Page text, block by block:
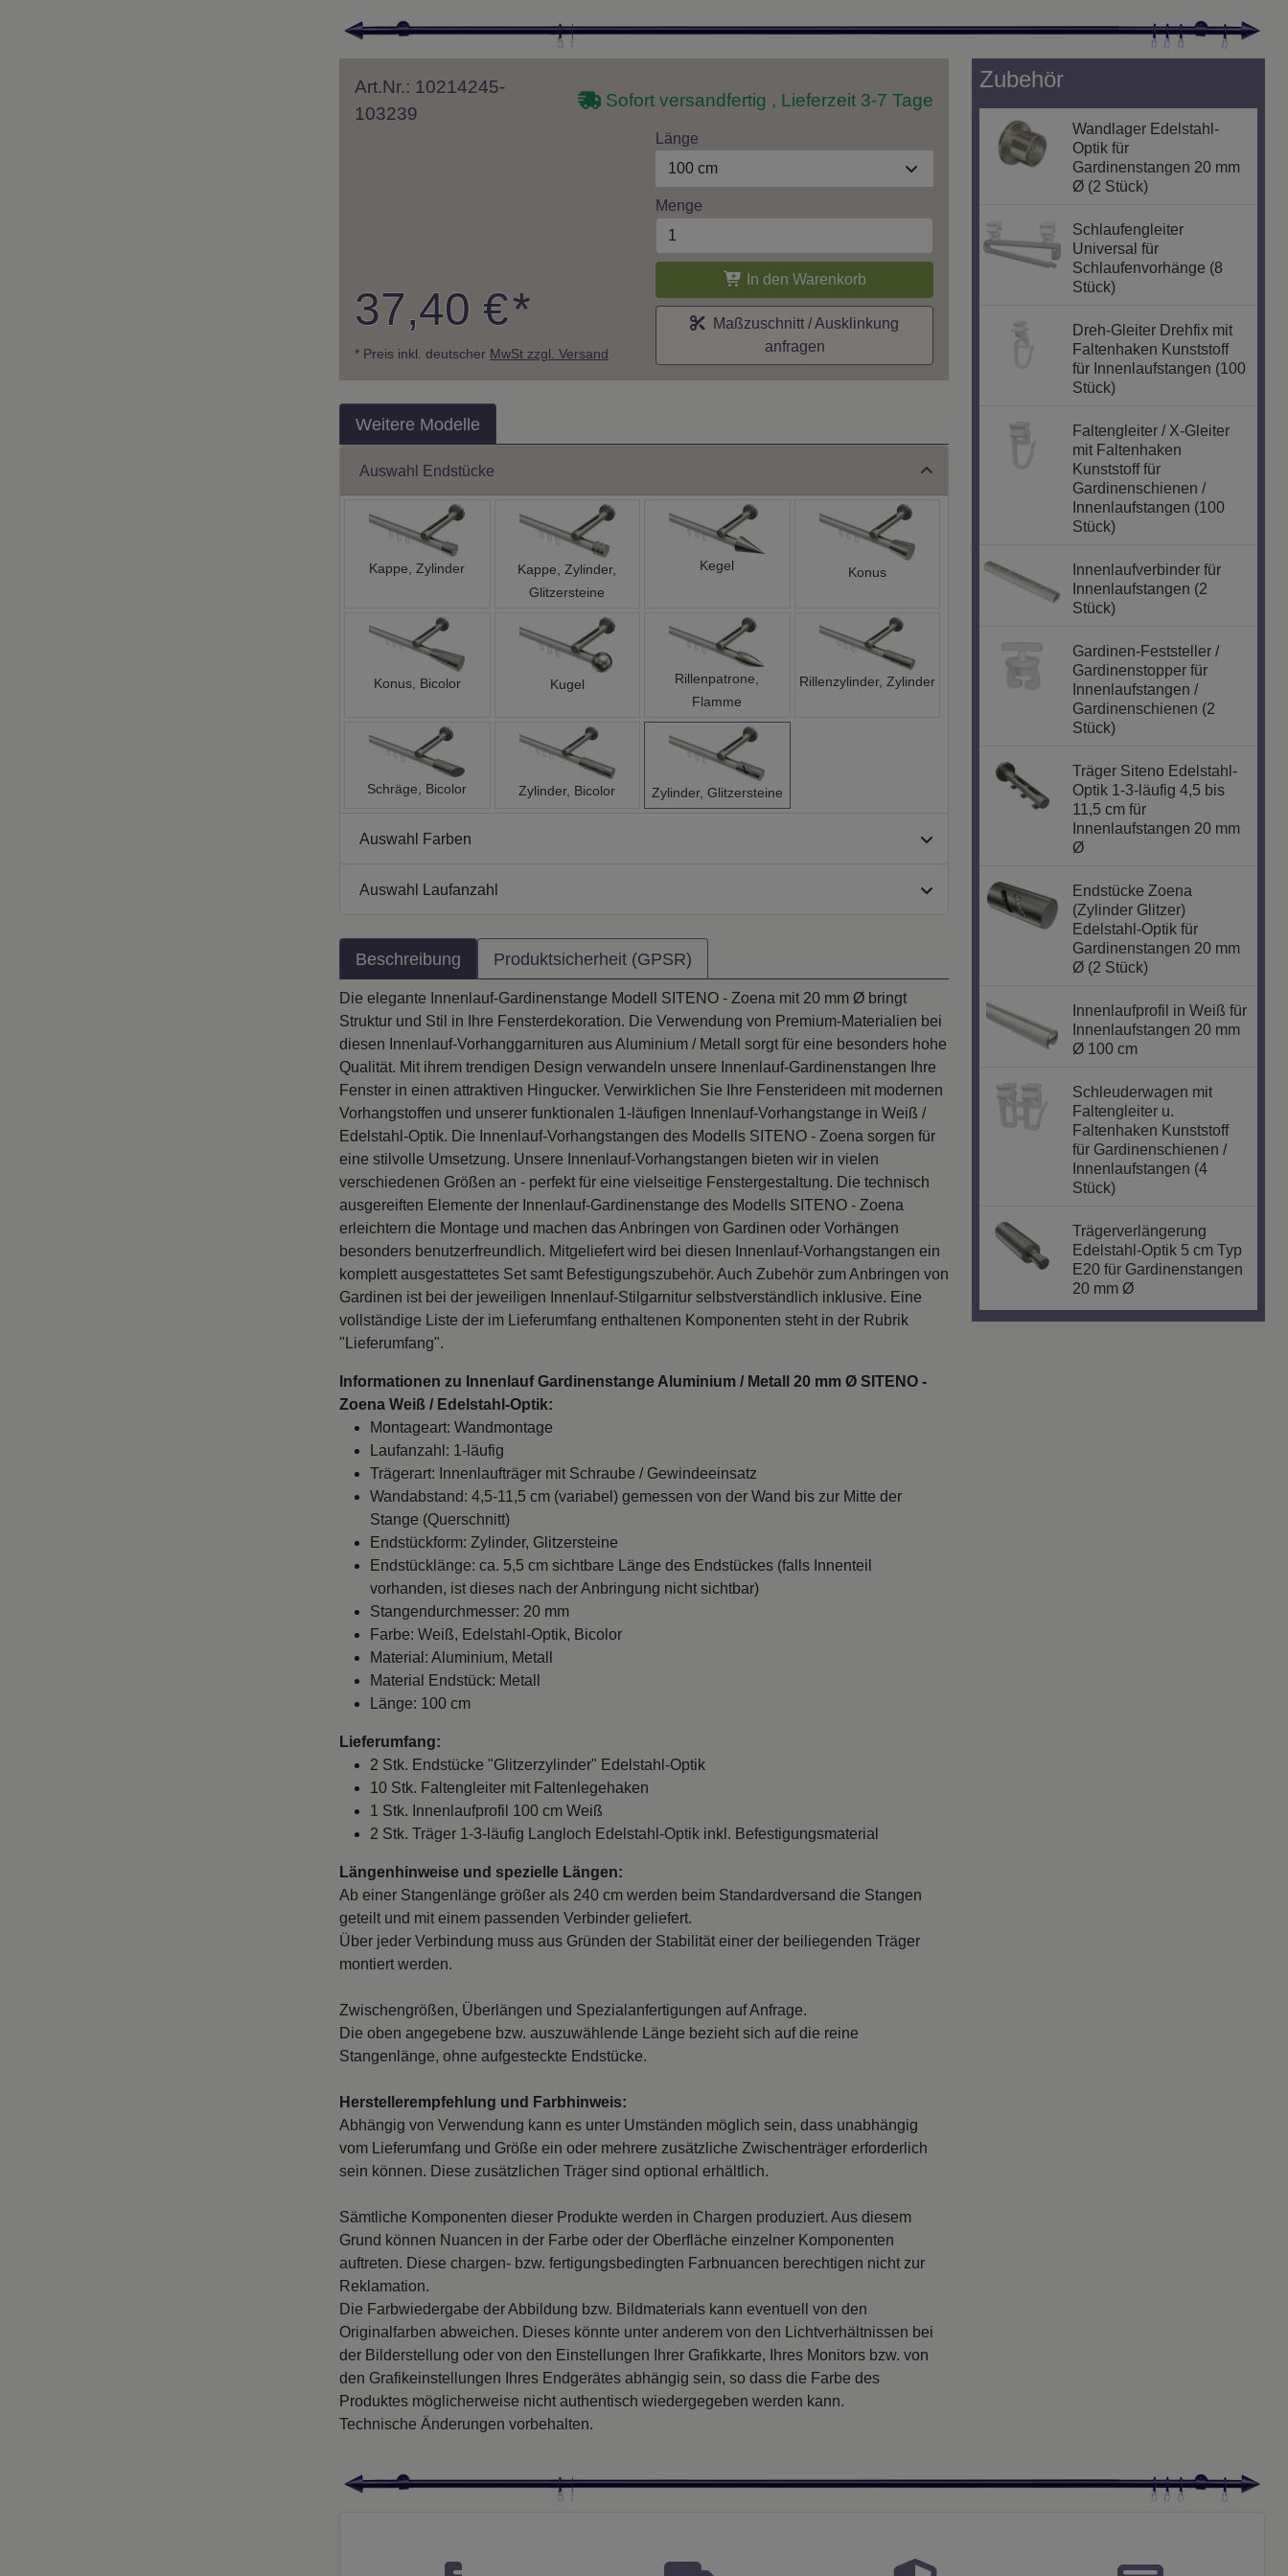
Art.Nr.: 10214245-
103239
Sofort versandfertig , Lieferzeit 3-7 Tage
37,40 €*
* Preis inkl. deutscher MwSt zzgl. Versand
Länge
100 cm
Menge
In den Warenkorb
Maßzuschnitt / Ausklinkung
anfragen
Weitere Modelle
Auswahl Endstücke
Kappe, Zylinder
Kappe, Zylinder,
Glitzersteine
Kegel Konus
Konus, Bicolor Kugel
Rillenpatrone,
Flamme
Rillenzylinder, Zylinder
Schräge, Bicolor Zylinder, Bicolor Zylinder, Glitzersteine
Auswahl Farben
Auswahl Laufanzahl
Beschreibung Produktsicherheit (GPSR)
Die elegante Innenlauf-Gardinenstange Modell SITENO - Zoena mit 20 mm Ø bringt
Struktur und Stil in Ihre Fensterdekoration. Die Verwendung von Premium-Materialien bei
diesen Innenlauf-Vorhanggarnituren aus Aluminium / Metall sorgt für eine besonders hohe
Qualität. Mit ihrem trendigen Design verwandeln unsere Innenlauf-Gardinenstangen Ihre
Fenster in einen attraktiven Hingucker. Verwirklichen Sie Ihre Fensterideen mit modernen
Vorhangstoffen und unserer funktionalen 1-läufigen Innenlauf-Vorhangstange in Weiß /
Edelstahl-Optik. Die Innenlauf-Vorhangstangen des Modells SITENO - Zoena sorgen für
eine stilvolle Umsetzung. Unsere Innenlauf-Vorhangstangen bieten wir in vielen
verschiedenen Größen an - perfekt für eine vielseitige Fenstergestaltung. Die technisch
ausgereiften Elemente der Innenlauf-Gardinenstange des Modells SITENO - Zoena
erleichtern die Montage und machen das Anbringen von Gardinen oder Vorhängen
besonders benutzerfreundlich. Mitgeliefert wird bei diesen Innenlauf-Vorhangstangen ein
komplett ausgestattetes Set samt Befestigungszubehör. Auch Zubehör zum Anbringen von
Gardinen ist bei der jeweiligen Innenlauf-Stilgarnitur selbstverständlich inklusive. Eine
vollständige Liste der im Lieferumfang enthaltenen Komponenten steht in der Rubrik
"Lieferumfang".
Informationen zu Innenlauf Gardinenstange Aluminium / Metall 20 mm Ø SITENO -
Zoena Weiß / Edelstahl-Optik:
Montageart: Wandmontage
Laufanzahl: 1-läufig
Trägerart: Innenlaufträger mit Schraube / Gewindeeinsatz
Wandabstand: 4,5-11,5 cm (variabel) gemessen von der Wand bis zur Mitte der
Stange (Querschnitt)
Endstückform: Zylinder, Glitzersteine
Endstücklänge: ca. 5,5 cm sichtbare Länge des Endstückes (falls Innenteil
vorhanden, ist dieses nach der Anbringung nicht sichtbar)
Stangendurchmesser: 20 mm
Farbe: Weiß, Edelstahl-Optik, Bicolor
Material: Aluminium, Metall
Material Endstück: Metall
Länge: 100 cm
Lieferumfang:
2 Stk. Endstücke "Glitzerzylinder" Edelstahl-Optik
10 Stk. Faltengleiter mit Faltenlegehaken
1 Stk. Innenlaufprofil 100 cm Weiß
2 Stk. Träger 1-3-läufig Langloch Edelstahl-Optik inkl. Befestigungsmaterial
Längenhinweise und spezielle Längen:
Ab einer Stangenlänge größer als 240 cm werden beim Standardversand die Stangen
geteilt und mit einem passenden Verbinder geliefert.
Über jeder Verbindung muss aus Gründen der Stabilität einer der beiliegenden Träger
montiert werden.
Zwischengrößen, Überlängen und Spezialanfertigungen auf Anfrage.
Die oben angegebene bzw. auszuwählende Länge bezieht sich auf die reine
Stangenlänge, ohne aufgesteckte Endstücke.
Herstellerempfehlung und Farbhinweis:
Abhängig von Verwendung kann es unter Umständen möglich sein, dass unabhängig
vom Lieferumfang und Größe ein oder mehrere zusätzliche Zwischenträger erforderlich
sein können. Diese zusätzlichen Träger sind optional erhältlich.
Sämtliche Komponenten dieser Produkte werden in Chargen produziert. Aus diesem
Grund können Nuancen in der Farbe oder der Oberfläche einzelner Komponenten
auftreten. Diese chargen- bzw. fertigungsbedingten Farbnuancen berechtigen nicht zur
Reklamation.
Die Farbwiedergabe der Abbildung bzw. Bildmaterials kann eventuell von den
Originalfarben abweichen. Dieses könnte unter anderem von den Lichtverhältnissen bei
der Bilderstellung oder von den Einstellungen Ihrer Grafikkarte, Ihres Monitors bzw. von
den Grafikeinstellungen Ihres Endgerätes abhängig sein, so dass die Farbe des
Produktes möglicherweise nicht authentisch wiedergegeben werden kann.
Technische Änderungen vorbehalten.
Zubehör
Wandlager Edelstahl-
Optik für
Gardinenstangen 20 mm
Ø (2 Stück)
Schlaufengleiter
Universal für
Schlaufenvorhänge (8
Stück)
Dreh-Gleiter Drehfix mit
Faltenhaken Kunststoff
für Innenlaufstangen (100
Stück)
Faltengleiter / X-Gleiter
mit Faltenhaken
Kunststoff für
Gardinenschienen /
Innenlaufstangen (100
Stück)
Innenlaufverbinder für
Innenlaufstangen (2
Stück)
Gardinen-Feststeller /
Gardinenstopper für
Innenlaufstangen /
Gardinenschienen (2
Stück)
Träger Siteno Edelstahl-
Optik 1-3-läufig 4,5 bis
11,5 cm für
Innenlaufstangen 20 mm
Ø
Endstücke Zoena
(Zylinder Glitzer)
Edelstahl-Optik für
Gardinenstangen 20 mm
Ø (2 Stück)
Innenlaufprofil in Weiß für
Innenlaufstangen 20 mm
Ø 100 cm
Schleuderwagen mit
Faltengleiter u.
Faltenhaken Kunststoff
für Gardinenschienen /
Innenlaufstangen (4
Stück)
Trägerverlängerung
Edelstahl-Optik 5 cm Typ
E20 für Gardinenstangen
20 mm Ø